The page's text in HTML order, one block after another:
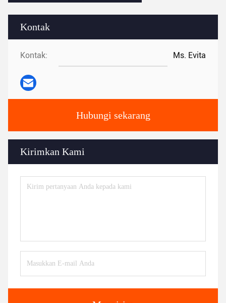
Kontak
Kontak: Ms. Evita
Hubungi sekarang
Kirimkan Kami